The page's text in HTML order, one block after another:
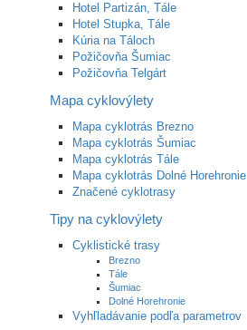
Hotel Partizán, Tále
Hotel Stupka, Tále
Kúria na Táloch
Požičovňa Šumiac
Požičovňa Telgárt
Mapa cyklovýlety
Mapa cyklotrás Brezno
Mapa cyklotrás Šumiac
Mapa cyklotrás Tále
Mapa cyklotrás Dolné Horehronie
Značené cyklotrasy
Tipy na cyklovýlety
Cyklistické trasy
Brezno
Tále
Šumiac
Dolné Horehronie
Vyhľladávanie podľa parametrov